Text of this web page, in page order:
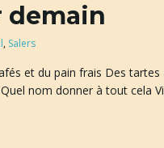
demain
, Salers
et du pain frais Des
nom donner à tout cela